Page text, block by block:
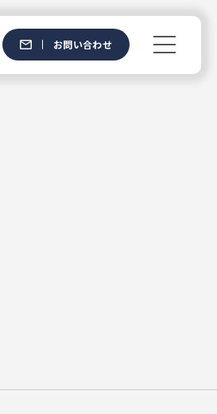
お問い合わせ